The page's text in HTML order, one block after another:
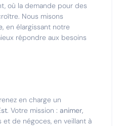
où la demande pour des
Nous misons
en élargissant notre
répondre aux besoins
en charge un
. Votre mission : animer,
de négoces, en veillant à